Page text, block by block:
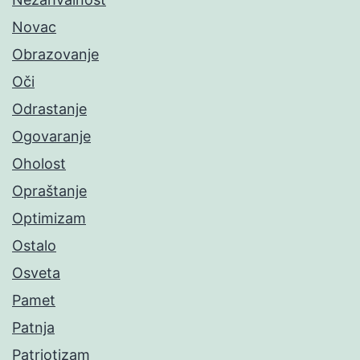
Novac
Obrazovanje
Oči
Odrastanje
Ogovaranje
Oholost
Opraštanje
Optimizam
Ostalo
Osveta
Pamet
Patnja
Patriotizam